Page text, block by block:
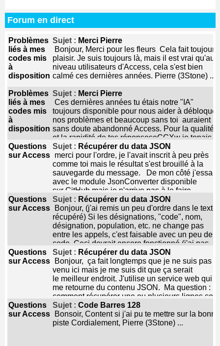
Forum en direct
Problèmes
liés à mes
codes mis
à
disposition
Sujet : Merci Pierre
Bonjour, Merci pour les fleurs Cela fait toujours
plaisir. Je suis toujours là, mais il est vrai qu'au
niveau utilisateurs d'Access, cela s'est bien
calmé ces dernières années. Pierre (3Stone) ...
Problèmes
liés à mes
codes mis
à
disposition
Sujet : Merci Pierre
Ces dernières années tu étais notre "IA"
toujours disponible pour nous aider à débloquer
nos problèmes et beaucoup sans toi auraient
sans doute abandonné Access. Pour la qualité
et la rapidité de tes réponseseCGXw je tenais à
te dire un grand MERCI ...
Questions
sur Access
Sujet : Récupérer du data JSON
merci pour l'ordre, je l'avait inscrit à peu près
comme toi mais le résultat s'est brouillé à la
sauvegarde du message. De mon côté j'essai
avec le module JsonConverter disponible
sur GitHub mais je n'arrive pas à le faire
fonctionner avec mes données sur 2 niveaux.
tous les exemples ne montre qu'un seul niveau.
je serais absent pour 3-4 jours, et de retour par
la suite (s'il y a du nouveau). merci ...
Questions
sur Access
Sujet : Récupérer du data JSON
Bonjour, (j'ai remis un peu d'ordre dans le texte
récupéré) Si les désignations, "code", nom,
désignation, population, etc. ne change pas
entre les appels, c'est faisable avec un peu de
code. Ceci devrait encore fonctionné (j'ai pas
testé actuellement) pour récupérer le fichier en
local. Ensuite on lit ligne par ligne.
Cordialement, Pierre (3Stone) ...
Questions
sur Access
Sujet : Récupérer du data JSON
Bonjour, ça fait longtemps que je ne suis pas
venu ici mais je me suis dit que ça serait
le meilleur endroit. J'utilise un service web qui
me retourne du contenu JSON. Ma question :
comment récupérer une ou plusieurs lignes
la forme de variable à traiter ou éventuellement
à enregistrer dans une table. exemple :
https://geoegl.msp.gouv.qc.ca/apis/terrapi/
Questions
sur Access
Sujet : Code Barres 128
Bonsoir, Content si j'ai pu te mettre sur la bonne
piste Cordialement, Pierre (3Stone) ...